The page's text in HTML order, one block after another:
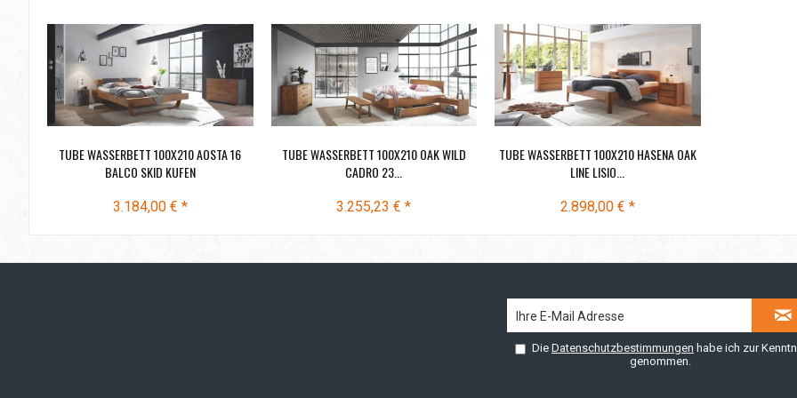
TUBE WASSERBETT 100X210 AOSTA 16
BALCO SKID KUFEN
3.184,00 € *
TUBE WASSERBETT 100X210 OAK WILD
CADRO 23...
3.255,23 € *
TUBE WASSERBETT 100X210 HASENA OAK
LINE LISIO...
2.898,00 € *
Die Datenschutzbestimmungen habe ich zur
genommen.